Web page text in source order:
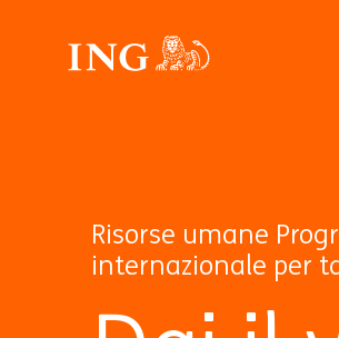
Risorse umane
internazionale per